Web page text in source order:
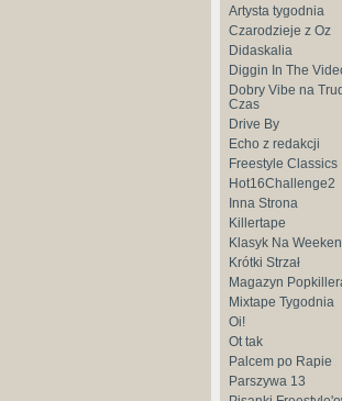
Artysta tygodnia
Czarodzieje z Oz
Didaskalia
Diggin In The
Dobry Vibe na
Czas
Drive By
Echo z redakcji
Freestyle Classics
Hot16Challenge2
Inna Strona
Killertape
Klasyk Na
Krótki Strzał
Magazyn
Mixtape Tygodnia
Oi!
Ot tak
Palcem po Rapie
Parszywa 13